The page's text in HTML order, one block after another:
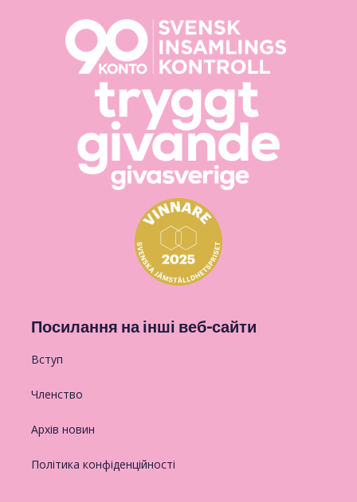
Посилання на інші веб-сайти
Вступ
Членство
Архів новин
Політика конфіденційності